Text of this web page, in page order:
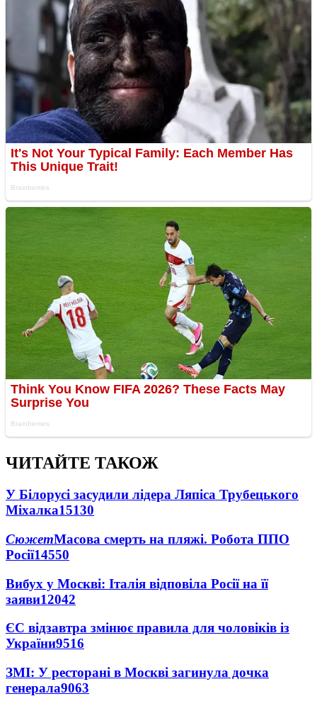
ЧИТАЙТЕ ТАКОЖ
У Білорусі засудили лідера Ляпіса Трубецького
Міхалка15130
СюжетМасова смерть на пляжі. Робота ППО
Росії14550
Вибух у Москві: Італія відповіла Росії на її
заяви12042
ЄС відзавтра змінює правила для чоловіків із
України9516
ЗМІ: У ресторані в Москві загинула дочка
генерала9063